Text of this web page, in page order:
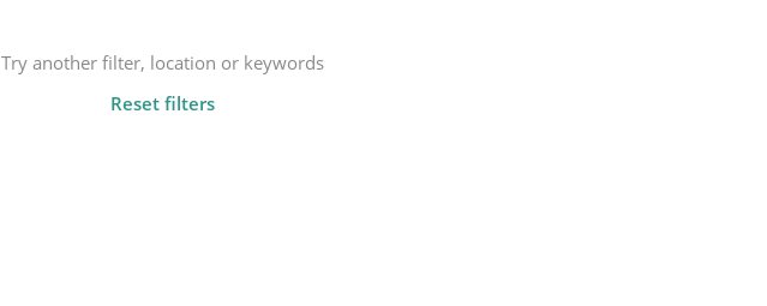
Try another filter, location or keywords
Reset filters